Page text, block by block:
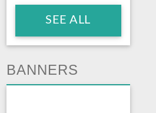
SEE ALL
BANNERS